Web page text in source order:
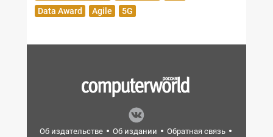
Data Award
Agile 5G
Об издательстве Об издании
Обратная связь